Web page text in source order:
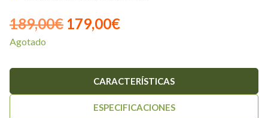
189,00€ El
original
189,00€.
179,00€El
actual
es:
179,00€.
Agotado
CARACTERÍSTICAS
ESPECIFICACIONES